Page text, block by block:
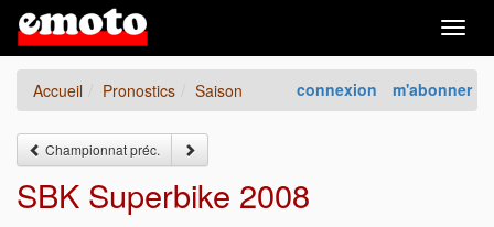
connexion m'abonner
Accueil Pronostics Saison
Championnat préc.
SBK Superbike 2008